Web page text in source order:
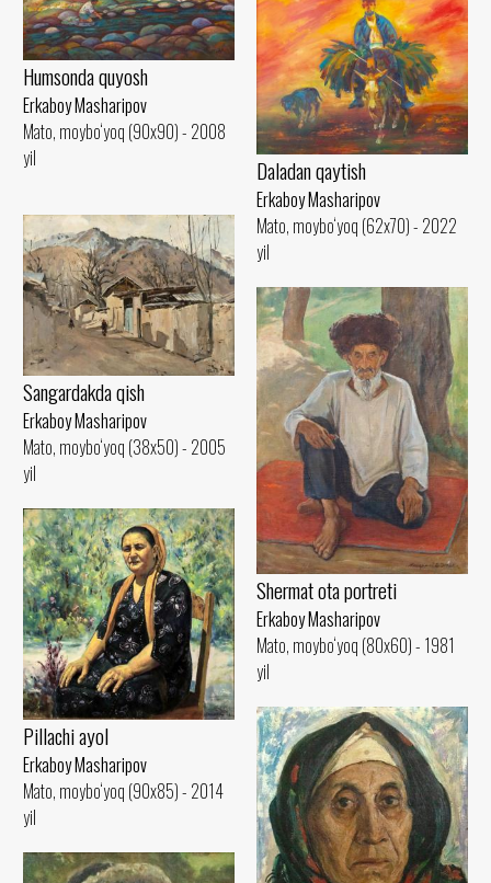
Humsonda quyosh
Erkaboy Masharipov
Mato, moybo‘yoq (90x90) - 2008
yil
Daladan qaytish
Erkaboy Masharipov
Mato, moybo‘yoq (62x70) - 2022
yil
Sangardakda qish
Erkaboy Masharipov
Mato, moybo‘yoq (38x50) - 2005
yil
Shermat ota portreti
Erkaboy Masharipov
Mato, moybo‘yoq (80x60) - 1981
yil
Pillachi ayol
Erkaboy Masharipov
Mato, moybo‘yoq (90x85) - 2014
yil